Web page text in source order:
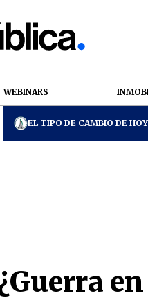
WEBINARS
EL TIPO DE CAMBIO DE